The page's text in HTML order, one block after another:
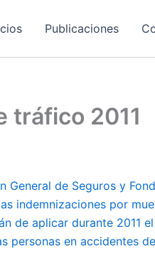
Publicaciones
tráfico 2011
General de Seguros y
indemnizaciones por
de aplicar durante 2011
personas en accidentes